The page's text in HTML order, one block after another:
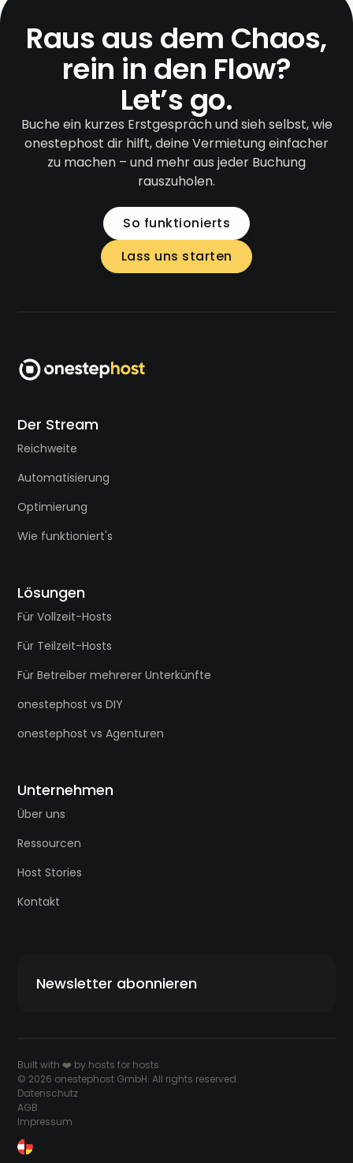
Raus aus dem Chaos,
rein in den Flow?
Let’s go.
Buche ein kurzes Erstgespräch und sieh selbst, wie
onestephost dir hilft, deine Vermietung einfacher
zu machen – und mehr aus jeder Buchung
rauszuholen.
So funktionierts
Lass uns starten
Der Stream
Reichweite
Automatisierung
Optimierung
Wie funktioniert's
Lösungen
Für Vollzeit-Hosts
Für Teilzeit-Hosts
Für Betreiber mehrerer Unterkünfte
onestephost vs DIY
onestephost vs Agenturen
Unternehmen
Über uns
Ressourcen
Host Stories
Kontakt
Newsletter abonnieren
© 2026 onestephost GmbH. All rights reserved.
Built with ❤️ by hosts for hosts
Datenschutz
AGB
Impressum